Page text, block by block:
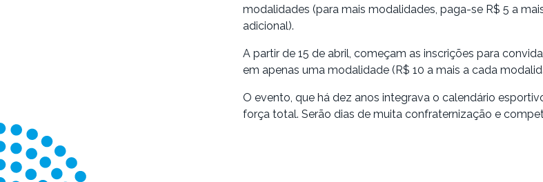
modalidades (para mais modalidades, paga-se R$ 5 a
adicional).
A partir de 15 de abril, começam as inscrições para
em apenas uma modalidade (R$ 10 a mais a cada
O evento, que há dez anos integrava o calendário
força total. Serão dias de muita confraternização e